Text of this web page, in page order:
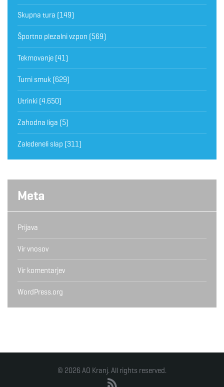
Skupna tura (149)
Športno plezalni vzpon (569)
Tekmovanje (41)
Turni smuk (629)
Utrinki (4.650)
Zahodna liga (5)
Zaledeneli slap (311)
Meta
Prijava
Vir vnosov
Vir komentarjev
WordPress.org
© 2026 AO Kranj. All rights reserved.